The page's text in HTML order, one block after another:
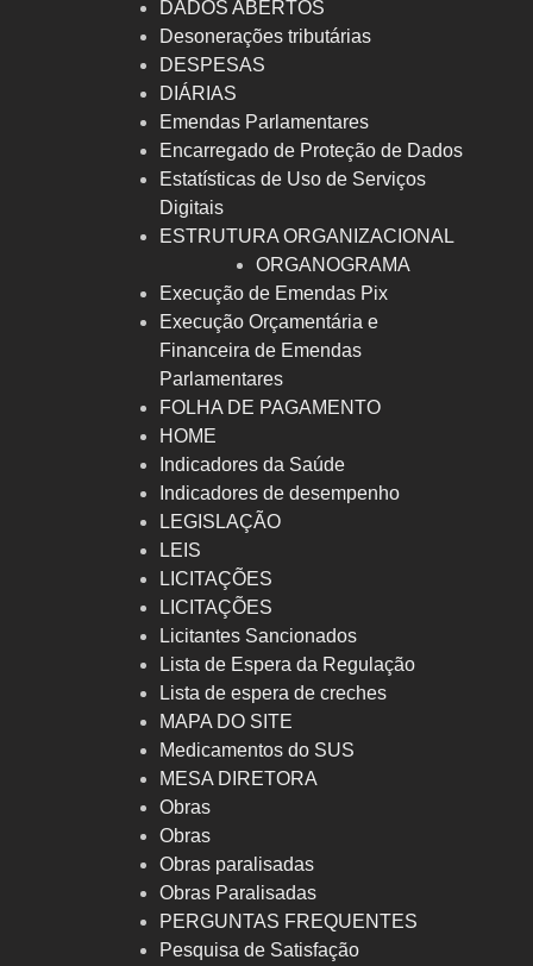
DADOS ABERTOS
Desonerações tributárias
DESPESAS
DIÁRIAS
Emendas Parlamentares
Encarregado de Proteção de Dados
Estatísticas de Uso de Serviços
Digitais
ESTRUTURA ORGANIZACIONAL
ORGANOGRAMA
Execução de Emendas Pix
Execução Orçamentária e
Financeira de Emendas
Parlamentares
FOLHA DE PAGAMENTO
HOME
Indicadores da Saúde
Indicadores de desempenho
LEGISLAÇÃO
LEIS
LICITAÇÕES
LICITAÇÕES
Licitantes Sancionados
Lista de Espera da Regulação
Lista de espera de creches
MAPA DO SITE
Medicamentos do SUS
MESA DIRETORA
Obras
Obras
Obras paralisadas
Obras Paralisadas
PERGUNTAS FREQUENTES
Pesquisa de Satisfação